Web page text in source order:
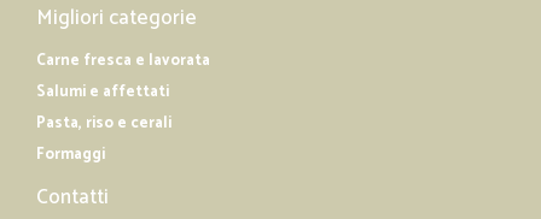
Migliori categorie
Carne fresca e lavorata
Salumi e affettati
Pasta, riso e cerali
Formaggi
Contatti